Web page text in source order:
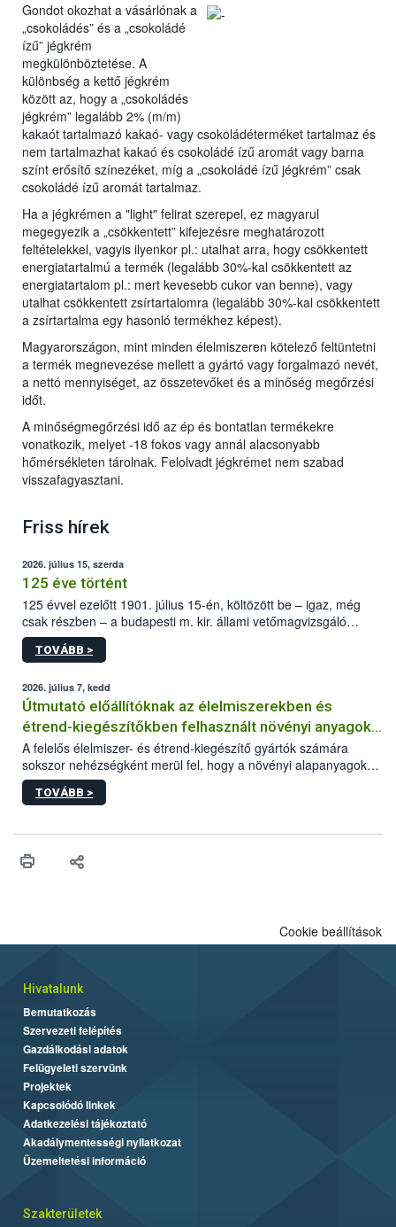
Gondot okozhat a vásárlónak a
„csokoládés” és a „csokoládé
ízű” jégkrém
megkülönböztetése. A
különbség a kettő jégkrém
között az, hogy a „csokoládés
jégkrém” legalább 2% (m/m)
kakaót tartalmazó kakaó- vagy csokoládéterméket tartalmaz és
nem tartalmazhat kakaó és csokoládé ízű aromát vagy barna
színt erősítő színezéket, míg a „csokoládé ízű jégkrém” csak
csokoládé ízű aromát tartalmaz.
Ha a jégkrémen a "light" felirat szerepel, ez magyarul
megegyezik a „csökkentett” kifejezésre meghatározott
feltételekkel, vagyis ilyenkor pl.: utalhat arra, hogy csökkentett
energiatartalmú a termék (legalább 30%-kal csökkentett az
energiatartalom pl.: mert kevesebb cukor van benne), vagy
utalhat csökkentett zsírtartalomra (legalább 30%-kal csökkentett
a zsírtartalma egy hasonló termékhez képest).
Magyarországon, mint minden élelmiszeren kötelező feltüntetni
a termék megnevezése mellett a gyártó vagy forgalmazó nevét,
a nettó mennyiséget, az összetevőket és a minőség megőrzési
időt.
A minőségmegőrzési idő az ép és bontatlan termékekre
vonatkozik, melyet -18 fokos vagy annál alacsonyabb
hőmérsékleten tárolnak. Felolvadt jégkrémet nem szabad
visszafagyasztani.
Friss hírek
2026. július 15, szerda
125 éve történt
125 évvel ezelőtt 1901. július 15-én, költözött be – igaz, még
csak részben – a budapesti m. kir. állami vetőmagvizsgáló
állomás a Kis Rókus utca 15. szám alatti, Czigler Győző által
tervezett új épületébe.
TOVÁBB >
2026. július 7, kedd
Útmutató előállítóknak az élelmiszerekben és
étrend-kiegészítőkben felhasznált növényi anyagok,
növényi kivonatok élelmiszer-biztonsági
kockázatértékeléséhez szükséges adatbázisokról
A felelős élelmiszer- és étrend-kiegészítő gyártók számára
sokszor nehézségként merül fel, hogy a növényi alapanyagok
és kivonatok, melyek jelenleg uniós szinten nem szabályozottak,
milyen tisztasági, minőségi és biztonsági paramétereknek
minden adatot összevetve dönteni arról, hogy egy alapanyagot
folyamatban szeretnénk segítséget nyújtani a vállalkozásnak az
TOVÁBB >
Cookie beállítások
Hivatalunk
Bemutatkozás
Szervezeti felépítés
Gazdálkodási adatok
Felügyeleti szervünk
Projektek
Kapcsolódó linkek
Adatkezelési tájékoztató
Akadálymentességi nyilatkozat
Üzemeltetési információ
Szakterületek